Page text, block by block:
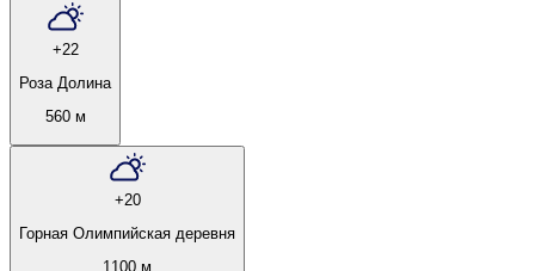
+22
Роза Долина
560 м
+20
Горная Олимпийская деревня
1100 м